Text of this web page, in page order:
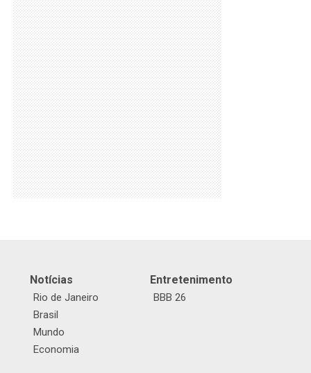
Notícias
Rio de Janeiro
Brasil
Mundo
Economia
Entretenimento
BBB 26